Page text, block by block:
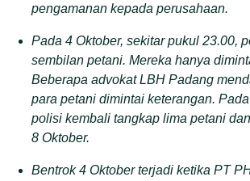
pengamanan kepada perusahaan.
Pada 4 Oktober, sekitar pukul 23.00,
sembilan petani. Mereka hanya
Beberapa advokat LBH Padang
para petani dimintai keterangan.
polisi kembali tangkap lima petani
8 Oktober.
Bentrok 4 Oktober terjadi ketika PT